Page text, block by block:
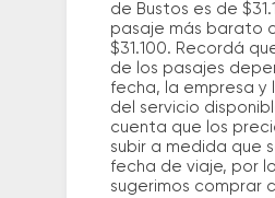
de Bustos es de
pasaje más barato
$31.100. Recordá
de los pasajes
fecha, la empresa y
del servicio
cuenta que los
subir a medida que
fecha de viaje, por
sugerimos comprar